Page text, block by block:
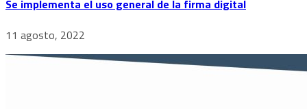
Se implementa el uso general de la firma digital
11 agosto, 2022